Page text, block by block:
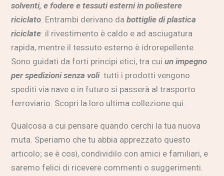
solventi, e fodere e tessuti esterni in poliestere
riciclato. Entrambi derivano dabottiglie di plastica
riciclate: il rivestimento è caldo e ad asciugatura
rapida, mentre il tessuto esterno è idrorepellente.
Sono guidati da forti principi etici, tra cuiun impegno
per spedizioni senza voli: tutti i prodotti vengono
spediti via nave e in futuro si passerà al trasporto
ferroviario. Scopri la loro ultima collezione qui.
Qualcosa a cui pensare quando cerchi la tua nuova
muta. Speriamo che tu abbia apprezzato questo
articolo; se è così, condividilo con amici e familiari, e
saremo felici di ricevere commenti o suggerimenti.